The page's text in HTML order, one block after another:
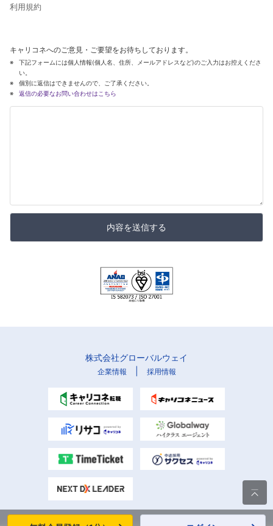
利用規約
キャリコネへのご意見・ご要望をお待ちしております。
下記フォームには個人情報(個人名、住所、メールアドレスなど)のご入力はお控えくださ
い。
個別に返信はできませんので、ご了承ください。
返信の必要なお問い合わせはこちら
内容を送信する
株式会社グローバルウェイ
企業情報 採用情報
